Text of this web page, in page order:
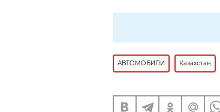
АВТОМОБИЛИ Казахстан